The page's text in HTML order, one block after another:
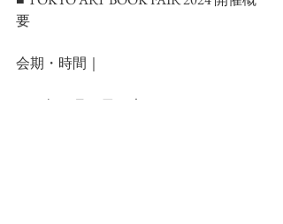
要
会期・時間｜
2024年11月28日（木）12:00-19:00